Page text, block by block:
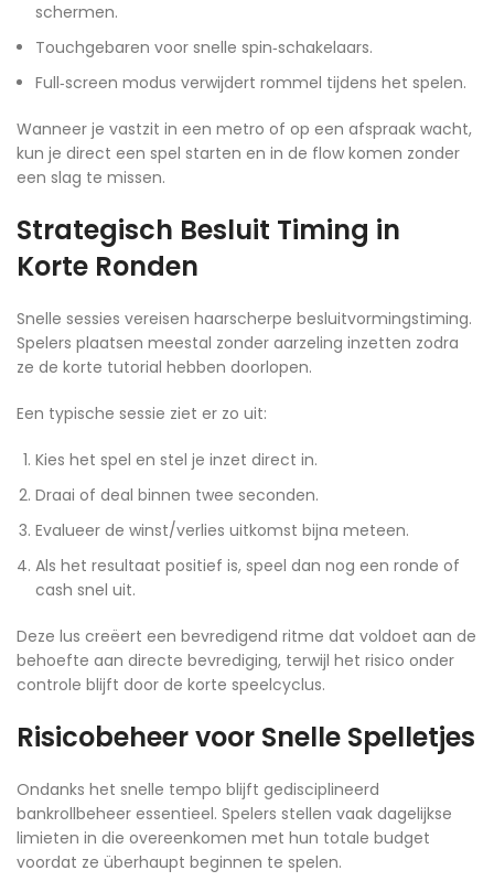
schermen.
Touchgebaren voor snelle spin‑schakelaars.
Full‑screen modus verwijdert rommel tijdens het spelen.
Wanneer je vastzit in een metro of op een afspraak wacht,
kun je direct een spel starten en in de flow komen zonder
een slag te missen.
Strategisch Besluit Timing in
Korte Ronden
Snelle sessies vereisen haarscherpe besluitvormingstiming.
Spelers plaatsen meestal zonder aarzeling inzetten zodra
ze de korte tutorial hebben doorlopen.
Een typische sessie ziet er zo uit:
Kies het spel en stel je inzet direct in.
Draai of deal binnen twee seconden.
Evalueer de winst/verlies uitkomst bijna meteen.
Als het resultaat positief is, speel dan nog een ronde of
cash snel uit.
Deze lus creëert een bevredigend ritme dat voldoet aan de
behoefte aan directe bevrediging, terwijl het risico onder
controle blijft door de korte speelcyclus.
Risicobeheer voor Snelle Spelletjes
Ondanks het snelle tempo blijft gedisciplineerd
bankrollbeheer essentieel. Spelers stellen vaak dagelijkse
limieten in die overeenkomen met hun totale budget
voordat ze überhaupt beginnen te spelen.